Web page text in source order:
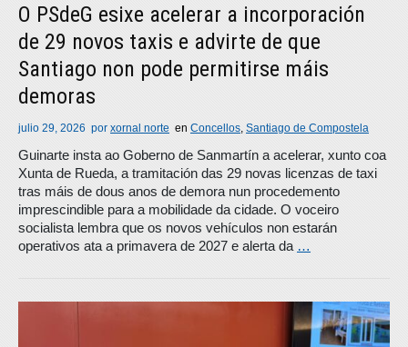
O PSdeG esixe acelerar a incorporación
de 29 novos taxis e advirte de que
Santiago non pode permitirse máis
demoras
julio 29, 2026 por xornal norte en Concellos Santiago de Compostela
Guinarte insta ao Goberno de Sanmartín a acelerar, xunto coa
Xunta de Rueda, a tramitación das 29 novas licenzas de taxi
tras máis de dous anos de demora nun procedemento
imprescindible para a mobilidade da cidade. O voceiro
socialista lembra que os novos vehículos non estarán
operativos ata a primavera de 2027 e alerta da …